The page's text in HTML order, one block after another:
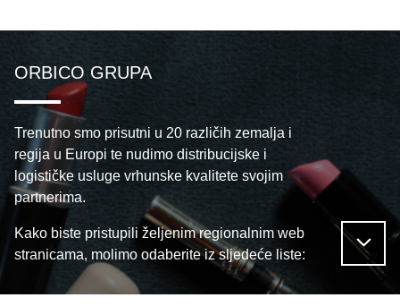
ORBICO GRUPA
Trenutno smo prisutni u 20 različih zemalja i
regija u Europi te nudimo distribucijske i
logističke usluge vrhunske kvalitete svojim
partnerima.
Kako biste pristupili željenim regionalnim web
stranicama, molimo odaberite iz sljedeće liste: